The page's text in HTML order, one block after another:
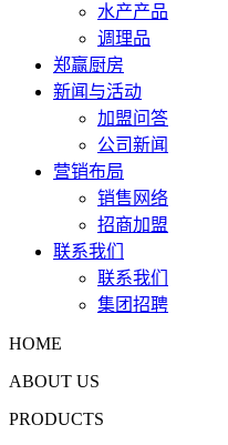
水产产品
调理品
郑赢厨房
新闻与活动
加盟问答
公司新闻
营销布局
销售网络
招商加盟
联系我们
联系我们
集团招聘
HOME
ABOUT US
PRODUCTS